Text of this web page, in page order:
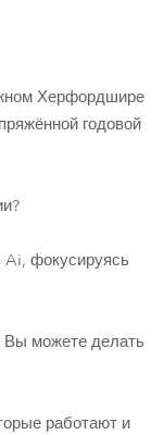
Херфордшире
годовой
фокусируясь
Вы можете делать
работают и